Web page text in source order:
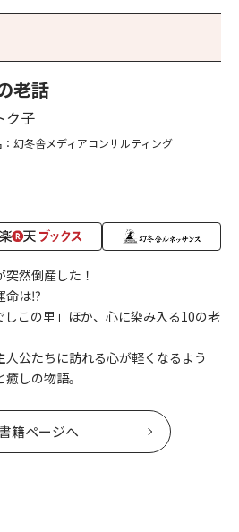
老話
ク子
幻冬舎メディアコンサルティング
然倒産した！
命は⁉
この里」ほか、心に染み入る10の老
人公たちに訪れる心が軽くなるよう
しの物語。
籍ページへ